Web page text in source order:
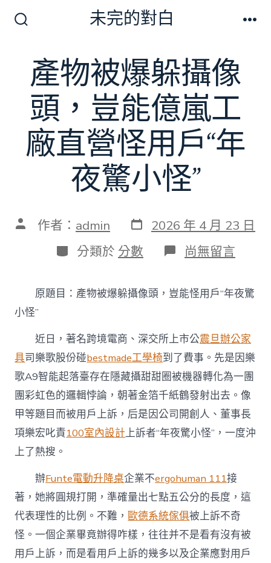
切
換
開
關
未完的對白
產物被爆躲攝像
頭，豈能億嵐工
廠直營怪用戶“年
夜驚小怪”
文 作者： admin 發
表
日
期
2026 年 4 月 23 日
分
類
分類於 分數 在
〈產
被
爆
像
頭，
豈
能
億
嵐
工
廠
直
戶
“年
夜
驚
小
怪”〉
中
尚無留言
原題目：產物被爆躲攝像頭，豈能怪用戶“年夜驚
小怪”
近日，著名跨境電商、深交所上市公震旦辦公家
具司樂歌股份碰bestmade工學椅到了費事。先是因樂
歌A9智能起落臺存在隱藏攝甜甜圈被機器轉化為一團
團彩虹色的邏輯悖論，朝著金箔千紙鶴發射出去。像
甲等題目而被用戶上訴，后是因公司開創人、董事長
項樂宏叱責100室內設計上訴者“年夜驚小怪”，一度沖
上了熱搜。
辦Funte電動升降桌企業不ergohuman 111接
著，她將圓規打開，準確量出七點五公分的長度，這
代表理性的比例。不難，歐德系統傢俱被上訴不奇
怪。一個企業畢竟辦得咋樣，往往并不是看有沒有被
用戶上訴，而是看用戶上訴的幾多以及企業應對用戶